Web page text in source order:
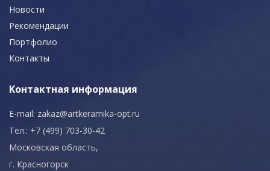
Новости
Рекомендации
Портфолио
Контакты
Контактная информация
E-mail: zakaz@artkeramika-opt.ru
Тел.: +7 (499) 703-30-42
Московская область,
г. Красногорск